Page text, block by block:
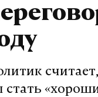
стать